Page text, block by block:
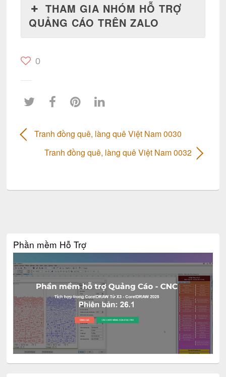
THAM GIA NHÓM HỖ TRỢ
QUẢNG CÁO TRÊN ZALO
0
Tranh đồng quê, làng quê Việt Nam 0030
Tranh đồng quê, làng quê Việt Nam 0032
Phần mềm Hỗ Trợ